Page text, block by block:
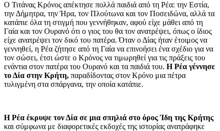
Ο Τιτάνας Κρόνος απέκτησε πολλά παιδιά από τη Ρέα: την Εστία,
την Δήμητρα, την Ήρα, τον Πλούτωνα και τον Ποσειδώνα, αλλά τα
κατάπιε όλα τη στιγμή που γεννήθηκαν, αφού είχε μάθει από τη
Γαία και τον Ουρανό ότι ο γιος του θα τον ανατρέψει, όπως ο ίδιος
είχε ανατρέψει τον δικό του πατέρα. Όταν ο Δίας ήταν έτοιμος να
γεννηθεί, η Ρέα ζήτησε από τη Γαία να επινοήσει ένα σχέδιο για να
τον σώσει, έτσι ώστε ο Κρόνος να τιμωρηθεί για τις πράξεις του
ενάντια στον πατέρα του Ουρανό και τα παιδιά του. Η Ρέα γέννησε
το Δία στην Κρήτη, παραδίδοντας στον Κρόνο μια πέτρα
τυλιγμένη στα σπάργανα, την οποία κατάπιε.
Η Ρέα έκρυψε τον Δία σε μια σπηλιά στο όρος Ίδη της Κρήτης
και σύμφωνα με διαφορετικές εκδοχές της ιστορίας ανατράφηκε